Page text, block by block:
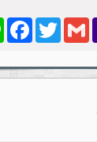
Facebook Twitter Gmail